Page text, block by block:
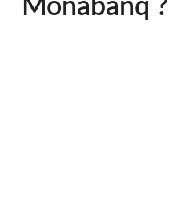
Monabanq ?